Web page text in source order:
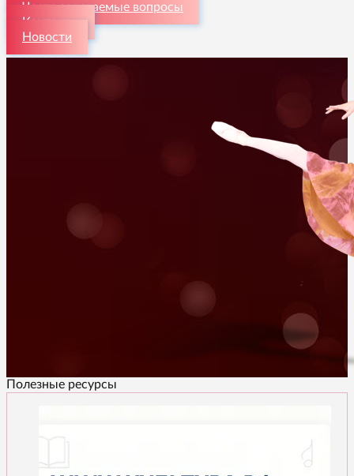
Часто задаваемые вопросы
Контакты
Новости
Полезные ресурсы